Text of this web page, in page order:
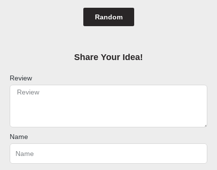
Random
Share Your Idea!​
Review
Name